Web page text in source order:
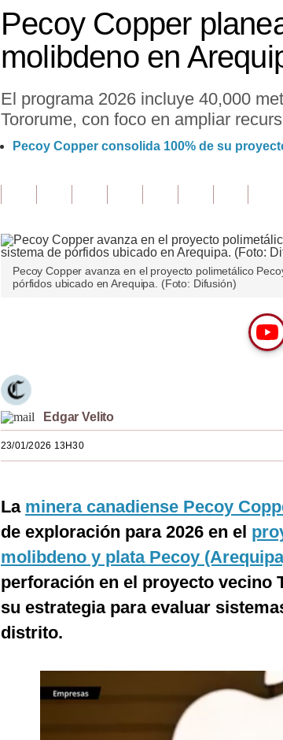
Pecoy Copper
molibdeno en
El programa 2026 incluye 40,000
Tororume, con foco en ampliar
Pecoy Copper consolida 100% de su
Pecoy Copper avanza en el proyecto polimetálico
pórfidos ubicado en Arequipa. (Foto: Difusión)
Edgar Velito
23/01/2026 13H30
La minera canadiense Pecoy
de exploración para 2026 en el
molibdeno y plata Pecoy
perforación en el proyecto vecino
su estrategia para evaluar
distrito.